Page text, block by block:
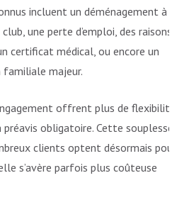
incluent un déménagement à
une perte d’emploi, des raisons
certificat médical, ou encore un
majeur.
offrent plus de flexibilité,
obligatoire. Cette souplesse
clients optent désormais pour
s’avère parfois plus coûteuse